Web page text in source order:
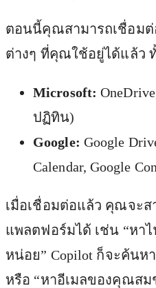
ตอนนี้คุณสามารถเชื่อมต่
ต่างๆ ที่คุณใช้อยู่ได้แล้ว
Microsoft:
ปฏิทิน)
Google: Google
Calendar, Google
เมื่อเชื่อมต่อแล้ว คุณจะส
แพลตฟอร์มได้ เช่น “หา
หน่อย” Copilot ก็จะค้นห
หรือ “หาอีเมลของคุณสม